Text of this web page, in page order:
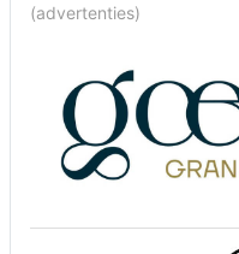
(advertenties)